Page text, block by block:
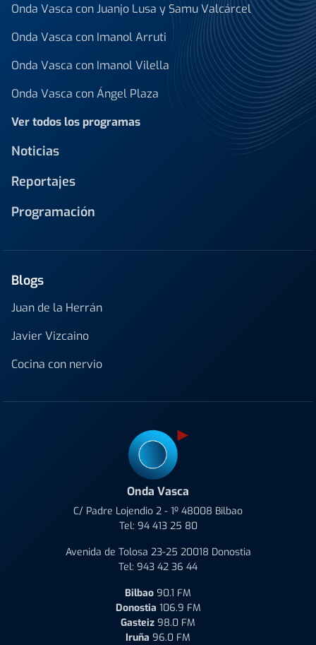
Onda Vasca con Juanjo Lusa y Samu Valcárcel
Onda Vasca con Imanol Arruti
Onda Vasca con Imanol Vilella
Onda Vasca con Ángel Plaza
Ver todos los programas
Noticias
Reportajes
Programación
Blogs
Juan de la Herrán
Javier Vizcaino
Cocina con nervio
Onda Vasca
C/ Padre Lojendio 2 - 1º 48008 Bilbao
Tel: 94 413 25 80
Avenida de Tolosa 23-25 20018 Donostia
Tel: 943 42 36 44
Bilbao 90.1 FM
Donostia 106.9 FM
Gasteiz 98.0 FM
Iruña 96.0 FM